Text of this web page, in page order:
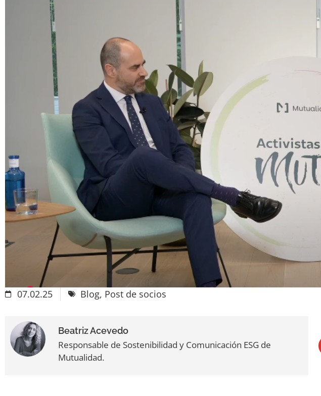
07.02.25 Blog, Post de socios
Beatriz Acevedo
Responsable de Sostenibilidad y Comunicación ESG de
Mutualidad.